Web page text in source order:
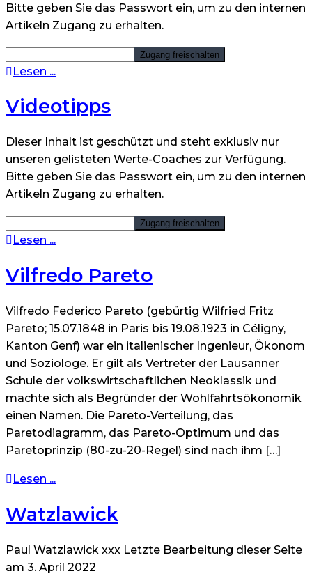
Bitte geben Sie das Passwort ein, um zu den internen
Artikeln Zugang zu erhalten.
Lesen ...
Videotipps
Dieser Inhalt ist geschützt und steht exklusiv nur
unseren gelisteten Werte-Coaches zur Verfügung.
Bitte geben Sie das Passwort ein, um zu den internen
Artikeln Zugang zu erhalten.
Lesen ...
Vilfredo Pareto
Vilfredo Federico Pareto (gebürtig Wilfried Fritz
Pareto; 15.07.1848 in Paris bis 19.08.1923 in Céligny,
Kanton Genf) war ein italienischer Ingenieur, Ökonom
und Soziologe. Er gilt als Vertreter der Lausanner
Schule der volkswirtschaftlichen Neoklassik und
machte sich als Begründer der Wohlfahrtsökonomik
einen Namen. Die Pareto-Verteilung, das
Paretodiagramm, das Pareto-Optimum und das
Paretoprinzip (80-zu-20-Regel) sind nach ihm […]
Lesen ...
Watzlawick
Paul Watzlawick xxx Letzte Bearbeitung dieser Seite
am 3. April 2022